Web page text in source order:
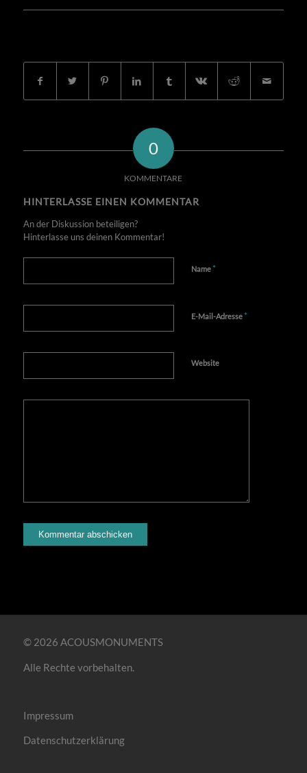
0
KOMMENTARE
HINTERLASSE EINEN KOMMENTAR
An der Diskussion beteiligen?
Hinterlasse uns deinen Kommentar!
Name *
E-Mail-Adresse *
Website
© 2026 ACOUSMONUMENTS
Alle Rechte vorbehalten.
Impressum
Datenschutzerklärung